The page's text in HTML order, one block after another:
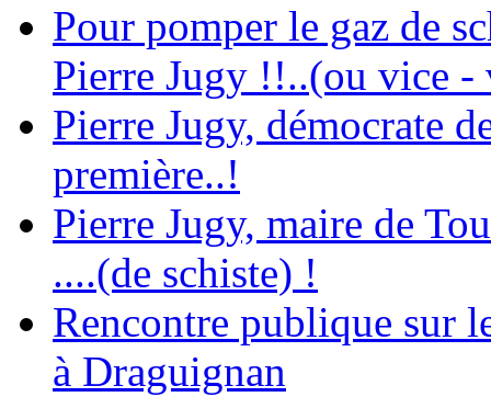
Pour pomper le gaz de
Pierre Jugy !!..(ou vice -
Pierre Jugy, démocrate
première..!
Pierre Jugy, maire de
....(de schiste) !
Rencontre publique sur
à Draguignan